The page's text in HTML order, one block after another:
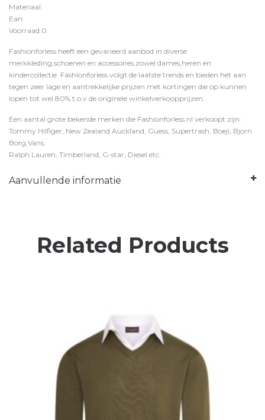
Materiaal:
Ean:
Voorraad:0
Fashionforless heeft een gevarieerd aanbod in diverse
merkkleding,schoenen en accessoires,zowel dames,heren en
kindercollectie. Fashionforless volgt de laatste trends en bieden het aan
tegen zeer lage en aantrekkelijke prijzen met kortingen die op kunnen
lopen tot wel 80% t.o.v de originele winkelverkoopprijzen.
Een aantal grote bekende merken die Fashionforless.nl verkoopt zijn:
Tommy Hilfiger, New Zealand Auckland, Guess, Supertrash, Boeji, Bjorn
Borg,Vans,
Ralph Lauren, Timberland, G-star, Diesel etc.
Aanvullende informatie
Related Products